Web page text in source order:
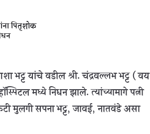
पितृशोक
भट्ट यांचे वडील श्री. चंद्रवल्लभ भट्ट ( वय
मध्ये निधन झाले. त्यांच्यामागे पत्नी
मुलगी सपना भट्ट, जावई, नातवंडे असा